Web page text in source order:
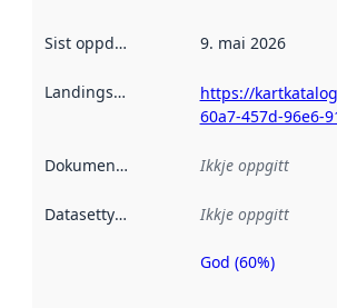
Sist oppdatert 9. mai 2026
Landingsside
https://
60a7-457d-96e6-
Dokumentasjon Ikkje oppgitt
Datasettype Ikkje oppgitt
Metadatakvalitet
God (60%)